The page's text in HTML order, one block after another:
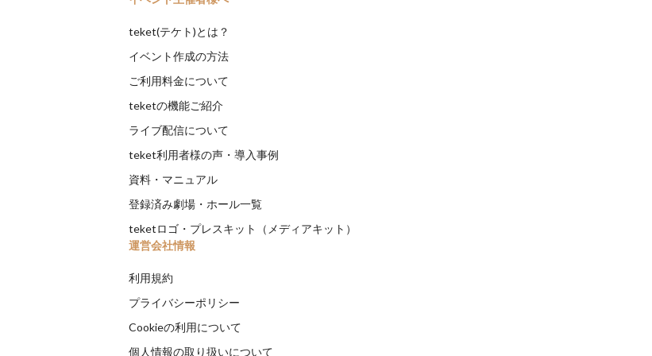
teket(テケト)とは？
イベント作成の方法
ご利用料金について
teketの機能ご紹介
ライブ配信について
teket利用者様の声・導入事例
資料・マニュアル
登録済み劇場・ホール一覧
teketロゴ・プレスキット（メディアキット）
運営会社情報
利用規約
プライバシーポリシー
Cookieの利用について
個人情報の取り扱いについて